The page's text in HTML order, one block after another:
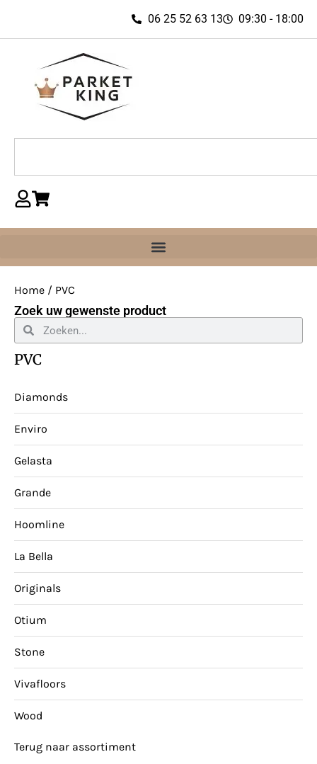
06 25 52 63 13 09:30 - 18:00
Home / PVC
Zoek uw gewenste product
PVC
Diamonds
Enviro
Gelasta
Grande
Hoomline
La Bella
Originals
Otium
Stone
Vivafloors
Wood
Terug naar assortiment